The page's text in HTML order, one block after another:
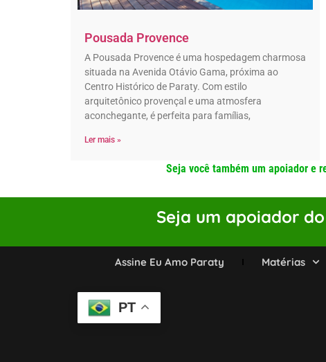
Pousada Provence
A Pousada Provence é uma hospedagem charmosa
situada na Avenida Otávio Gama, próxima ao
Centro Histórico de Paraty. Com estilo
arquitetônico provençal e uma atmosfera
aconchegante, é perfeita para famílias,
Ler mais »
Seja você também um apoiador e
Seja um apoiador
Assine Eu Amo Paraty Matérias
PT